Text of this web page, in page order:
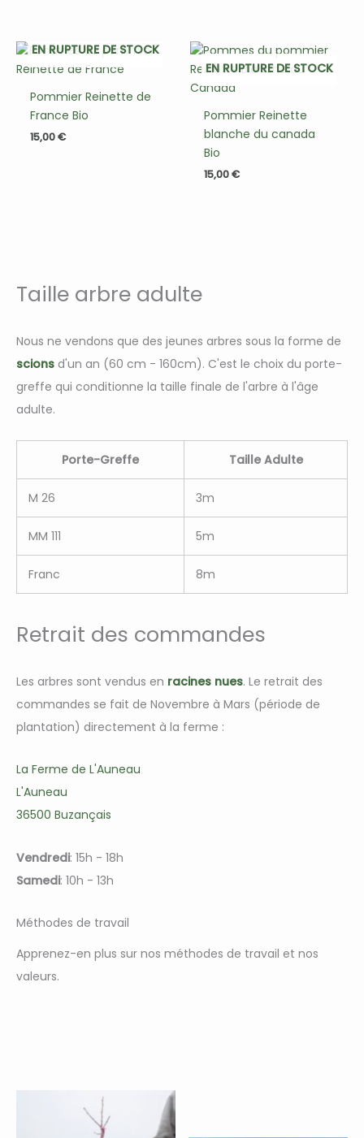
EN RUPTURE DE STOCK
Pommier Reinette de
France Bio
15,00€
EN RUPTURE DE STOCK
Pommier Reinette
blanche du canada
Bio
15,00€
Taille arbre adulte
Nous ne vendons que des jeunes arbres sous la forme de
scions d'un an (60 cm - 160cm). C'est le choix du porte-
greffe qui conditionne la taille finale de l'arbre à l'âge
adulte.
Porte-Greffe Taille Adulte
M 26 3m
MM 111 5m
Franc 8m
Retrait des commandes
Les arbres sont vendus en racines nues. Le retrait des
commandes se fait de Novembre à Mars (période de
plantation) directement à la ferme :
La Ferme de L'Auneau
L'Auneau
36500 Buzançais
Vendredi: 15h - 18h
Samedi: 10h - 13h
Méthodes de travail
Apprenez-en plus sur nos méthodes de travail et nos
valeurs.